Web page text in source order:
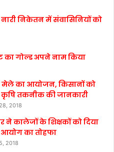
नारी निकेतन में संवासिनियों को
गोल्ड अपने नाम किया
मेले का आयोजन, किसानों को
कृषि तकनीक की जानकारी
2018
ने कालेजों के शिक्षकों को दिया
का तोहफा
2018